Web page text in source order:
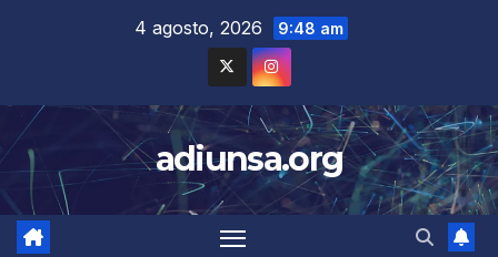
4 agosto, 2026 9:48 am
adiunsa.org